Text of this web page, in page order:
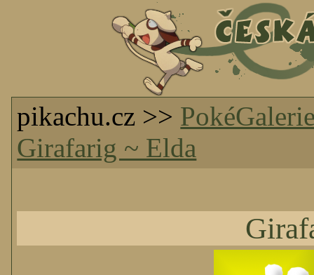
pikachu.cz >>
Girafarig ~ Elda